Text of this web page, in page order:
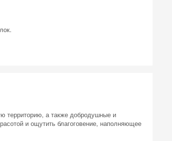
территорию, а также добродушные и
и ощутить благоговение, наполняющее